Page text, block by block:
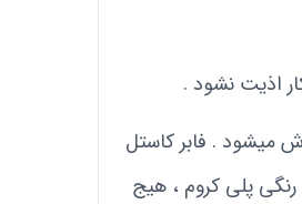
اذیت نشود .
میشود . فابر کاستل
پلی کروم ، هیج